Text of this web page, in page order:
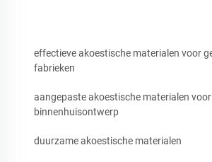
effectieve akoestische materialen voor
fabrieken
aangepaste akoestische materialen voor
binnenhuisontwerp
duurzame akoestische materialen